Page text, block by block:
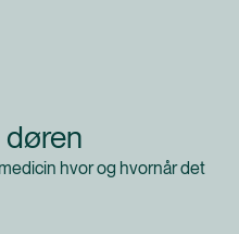
hvor og hvornår det